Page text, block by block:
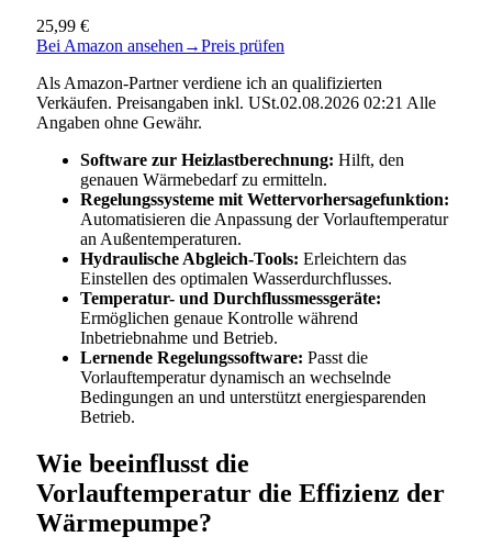
25,99 €
Bei Amazon ansehen →Preis prüfen
Als Amazon-Partner verdiene ich an qualifizierten
Verkäufen. Preisangaben inkl. USt.02.08.2026 02:21 Alle
Angaben ohne Gewähr.
Software zur Heizlastberechnung: Hilft, den
genauen Wärmebedarf zu ermitteln.
Regelungssysteme mit Wettervorhersagefunktion:
Automatisieren die Anpassung der Vorlauftemperatur
an Außentemperaturen.
Hydraulische Abgleich-Tools: Erleichtern das
Einstellen des optimalen Wasserdurchflusses.
Temperatur- und Durchflussmessgeräte:
Ermöglichen genaue Kontrolle während
Inbetriebnahme und Betrieb.
Lernende Regelungssoftware: Passt die
Vorlauftemperatur dynamisch an wechselnde
Bedingungen an und unterstützt energiesparenden
Betrieb.
Wie beeinflusst die
Vorlauftemperatur die Effizienz der
Wärmepumpe?